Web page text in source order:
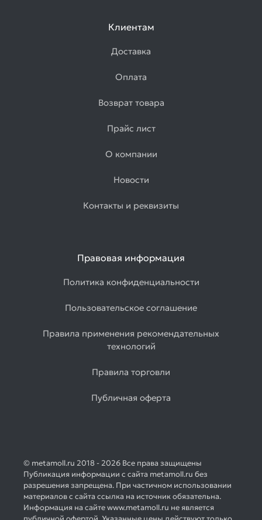
Клиентам
Доставка
Оплата
Возврат товара
Прайс лист
О компании
Новости
Контакты и реквизиты
Правовая информация
Политика конфиденциальности
Пользовательское соглашение
Правила применения рекомендательных
технологий
Правила торговли
Публичная оферта
© metamoll.ru 2018 - 2026 Все права защищены
Публикация информации с сайта metamoll.ru без
разрешения запрещена. При частичном использовании
материалов с сайта ссылка на источник обязательна.
Информация на сайте www.metamoll.ru не является